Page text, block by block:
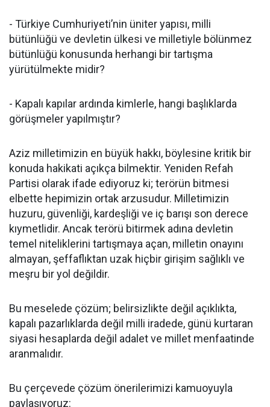
- Türkiye Cumhuriyeti’nin üniter yapısı, milli
bütünlüğü ve devletin ülkesi ve milletiyle bölünmez
bütünlüğü konusunda herhangi bir tartışma
yürütülmekte midir?
- Kapalı kapılar ardında kimlerle, hangi başlıklarda
görüşmeler yapılmıştır?
Aziz milletimizin en büyük hakkı, böylesine kritik bir
konuda hakikati açıkça bilmektir. Yeniden Refah
Partisi olarak ifade ediyoruz ki; terörün bitmesi
elbette hepimizin ortak arzusudur. Milletimizin
huzuru, güvenliği, kardeşliği ve iç barışı son derece
kıymetlidir. Ancak terörü bitirmek adına devletin
temel niteliklerini tartışmaya açan, milletin onayını
almayan, şeffaflıktan uzak hiçbir girişim sağlıklı ve
meşru bir yol değildir.
Bu meselede çözüm; belirsizlikte değil açıklıkta,
kapalı pazarlıklarda değil milli iradede, günü kurtaran
siyasi hesaplarda değil adalet ve millet menfaatinde
aranmalıdır.
Bu çerçevede çözüm önerilerimizi kamuoyuyla
paylaşıyoruz: